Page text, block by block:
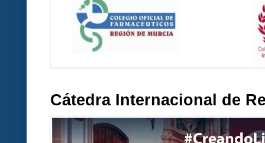
Cátedra Internacional de